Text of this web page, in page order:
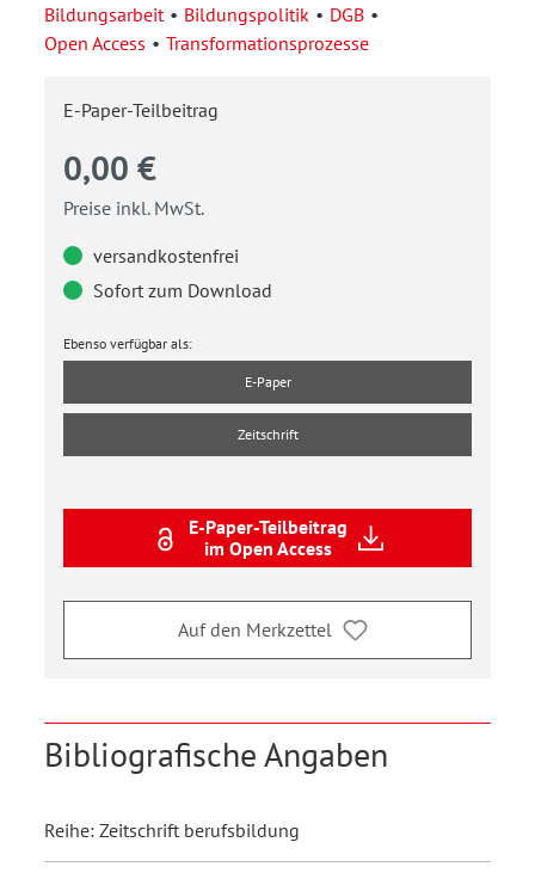
Bildungsarbeit Bildungspolitik
DGB
Open Access
Transformationsprozesse
E-Paper-Teilbeitrag
0,00 €
Preise inkl. MwSt.
versandkostenfrei
Sofort zum Download
Ebenso verfügbar als:
E-Paper
Zeitschrift
E-Paper-Teilbeitrag
im Open Access
Auf den Merkzettel
Bibliografische Angaben
Reihe: Zeitschrift berufsbildung